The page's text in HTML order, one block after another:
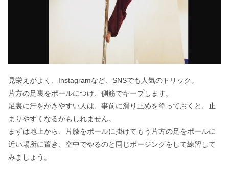
見栄えがよく、Instagramなど、SNSでも人気のトリック。
片方の足裏をポールにつけ、側筋でキープします。
足裏に汗をかきやすい人は、事前に滑り止めを塗っておくと、止
まりやすくなるかもしれません。
まずは地上から、片膝をポールに掛けてもう片方の足をポールに
近い場所に置き、空中でやるのと同じポージングをして練習して
みましょう。